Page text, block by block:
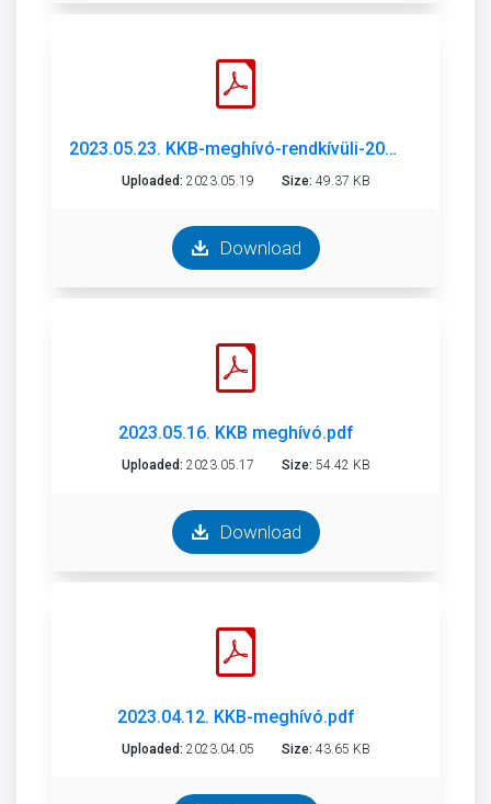
2023.05.23. KKB-meghívó-rendkívüli-2023-05-23.pdf
Uploaded: 2023.05.19 Size: 49.37 KB
Download
2023.05.16. KKB meghívó.pdf
Uploaded: 2023.05.17 Size: 54.42 KB
Download
2023.04.12. KKB-meghívó.pdf
Uploaded: 2023.04.05 Size: 43.65 KB